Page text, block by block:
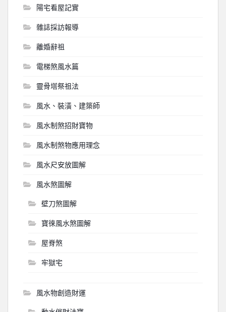
陽宅看屋記實
雜誌採訪報導
離婚辭祖
電梯煞風水篇
靈骨塔祭祖法
風水、裝潢、建築師
風水制煞招財寶物
風水制煞物應用理念
風水尺安放圖解
風水煞圖解
壁刀煞圖解
寶徠風水煞圖解
屋脊煞
牢獄宅
風水物創造財運